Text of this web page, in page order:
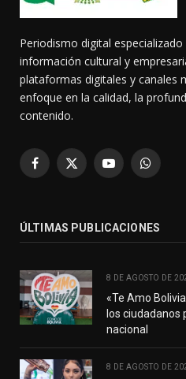
Periodismo digital
información cultural y
plataformas digitales y canales
enfoque en la calidad, la
contenido.
Facebook
X
YouTube
ÚLTIMAS PUBLICACIONES
8 DE AGOSTO DE
«Te Amo
los ciudadanos
nacional
8 DE AGOSTO DE